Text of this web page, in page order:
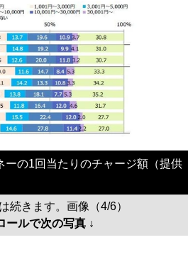
ーの1回当たりのチャージ額（提供
続きます。画像（4/6）
ールで次の写真 ↓